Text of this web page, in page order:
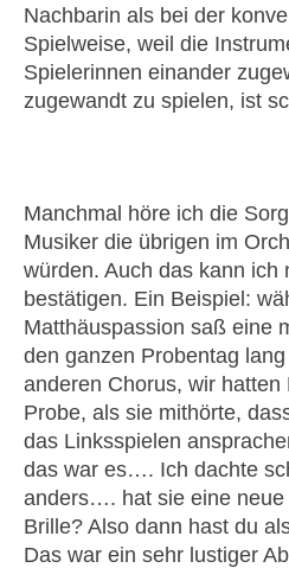
Nachbarin als bei der
Spielweise, weil die
Spielerinnen einander
zugewandt zu spielen, ist
Manchmal höre ich die
Musiker die übrigen im
würden. Auch das kann ich
bestätigen. Ein Beispiel:
Matthäuspassion saß eine
den ganzen Probentag
anderen Chorus, wir
Probe, als sie mithörte,
das Linksspielen
das war es…. Ich dachte
anders…. hat sie eine neue
Brille? Also dann hast du
Das war ein sehr lustiger